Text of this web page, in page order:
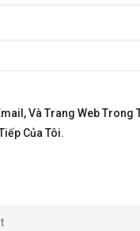
Và Trang Web Trong
Của Tôi.